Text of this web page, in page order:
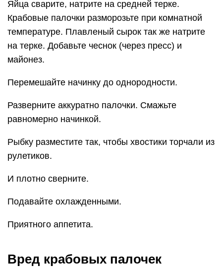
Яйца сварите, натрите на средней терке.
Крабовые палочки разморозьте при комнатной
температуре. Плавленый сырок так же натрите
на терке. Добавьте чеснок (через пресс) и
майонез.
Перемешайте начинку до однородности.
Разверните аккуратно палочки. Смажьте
равномерно начинкой.
Рыбку разместите так, чтобы хвостики торчали из
рулетиков.
И плотно сверните.
Подавайте охлажденными.
Приятного аппетита.
Вред крабовых палочек